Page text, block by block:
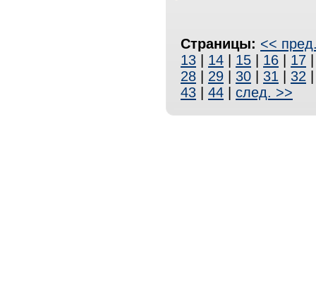
Страницы: <<
13
14 15 16 17
28
29 30 31 32
43
44 след. >>